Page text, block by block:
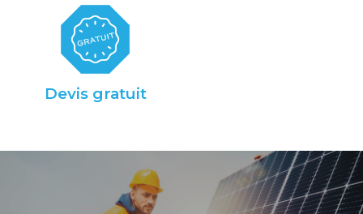
Devis gratuit